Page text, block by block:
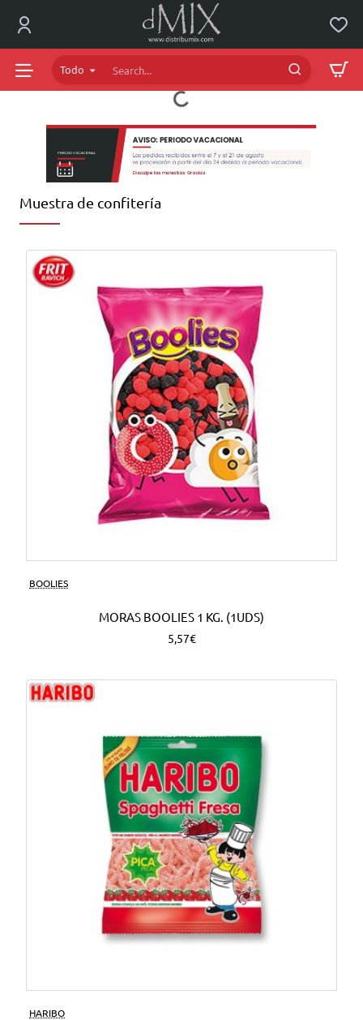
dMIX
Online
Todo
Search...
Muestra de confitería
BOOLIES
MORAS BOOLIES 1 KG. (1UDS)
5,57€
HARIBO